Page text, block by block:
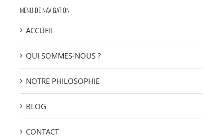
MENU DE NAVIGATION
ACCUEIL
QUI SOMMES-NOUS ?
NOTRE PHILOSOPHIE
BLOG
CONTACT